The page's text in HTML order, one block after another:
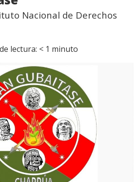
Nacional de Derechos
lectura: < 1 minuto